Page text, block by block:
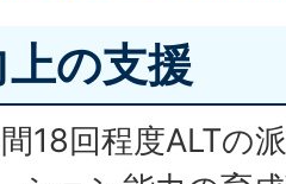
の支援
18回程度ALTの